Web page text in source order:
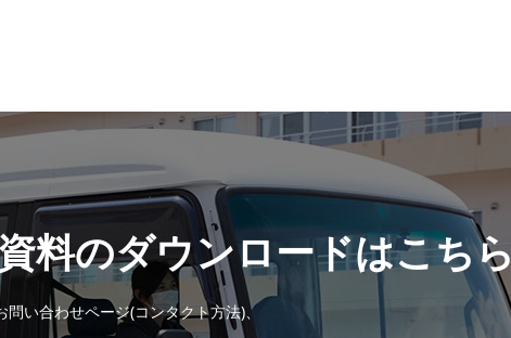
料のダウンロードはこちら
い合わせページ(コンタクト方法)、